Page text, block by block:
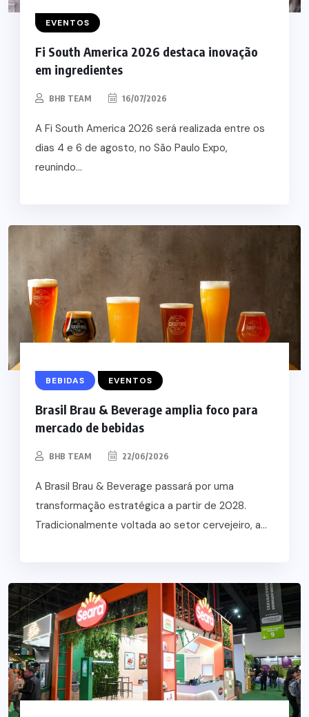
EVENTOS
Fi South America 2026 destaca inovação
em ingredientes
BHB TEAM 16/07/2026
A Fi South America 2026 será realizada entre os
dias 4 e 6 de agosto, no São Paulo Expo,
reunindo...
BEBIDAS EVENTOS
Brasil Brau & Beverage amplia foco para
mercado de bebidas
BHB TEAM 22/06/2026
A Brasil Brau & Beverage passará por uma
transformação estratégica a partir de 2028.
Tradicionalmente voltada ao setor cervejeiro, a...